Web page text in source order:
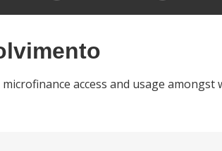
access and usage